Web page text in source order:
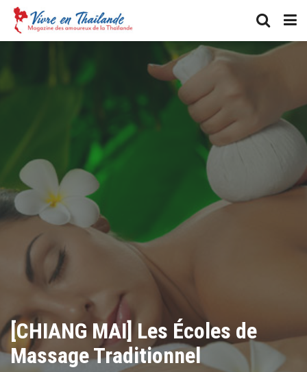
[CHIANG MAI] Les Écoles de
Massage Traditionnel